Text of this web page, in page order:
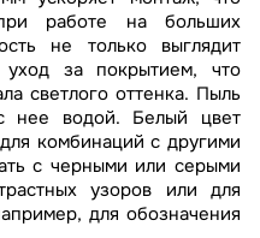
работе на больших
не только выглядит
за покрытием, что
светлого оттенка. Пыль
нее водой. Белый цвет
комбинаций с другими
с черными или серыми
узоров или для
для обозначения